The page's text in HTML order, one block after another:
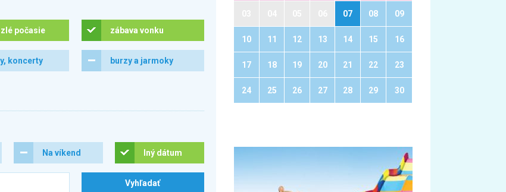
zlé počasie zábava vonku
koncerty burzy a jarmoky
Na víkend Iný dátum
07 08 09
10 11 12 13 14 15 16
17 18 19 20 21 22 23
24 25 26 27 28 29 30